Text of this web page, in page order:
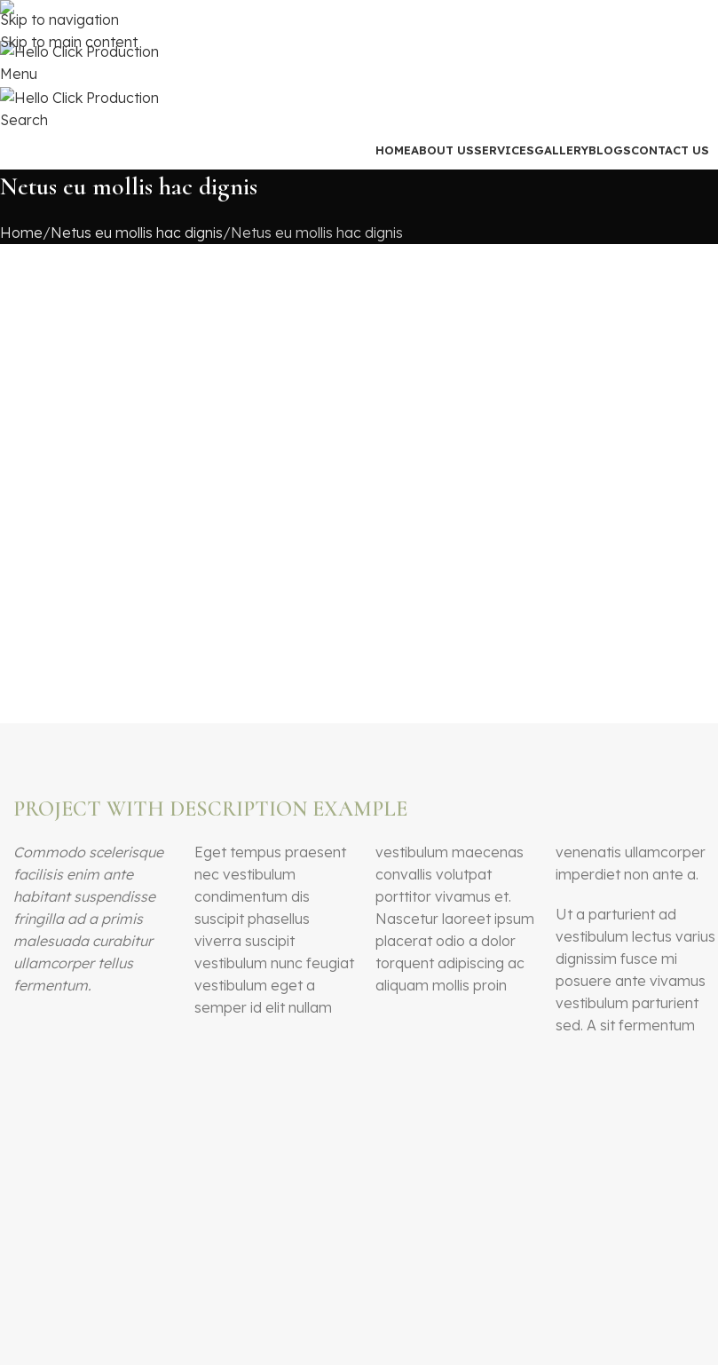
Skip to navigation
Skip to main content
+91 98112 59648
Menu
Search
HOMEABOUT USSERVICESGALLERYBLOGSCONTACT US
Netus eu mollis hac dignis
Home Netus eu mollis hac dignis Netus eu mollis hac dignis
PROJECT WITH DESCRIPTION EXAMPLE
Commodo scelerisque
facilisis enim ante
habitant suspendisse
fringilla ad a primis
malesuada curabitur
ullamcorper tellus
fermentum.
Eget tempus praesent
nec vestibulum
condimentum dis
suscipit phasellus
viverra suscipit
vestibulum nunc feugiat
vestibulum eget a
semper id elit nullam
vestibulum maecenas
convallis volutpat
porttitor vivamus et.
Nascetur laoreet ipsum
placerat odio a dolor
torquent adipiscing ac
aliquam mollis proin
venenatis ullamcorper
imperdiet non ante a.
Ut a parturient ad
vestibulum lectus varius
dignissim fusce mi
posuere ante vivamus
vestibulum parturient
sed. A sit fermentum